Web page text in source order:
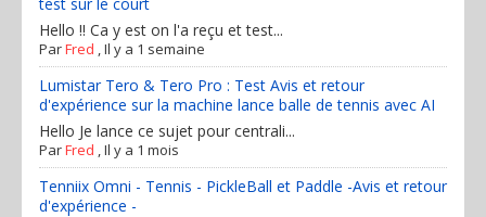
Hello !! Ca y est on l'a reçu et test...
ParFred ,Il y a 1 semaine
Lumistar Tero & Tero Pro : Test Avis et retour
d'expérience sur la machine lance balle de tennis avec AI
Hello Je lance ce sujet pour centrali...
ParFred ,Il y a 1 mois
Tenniix Omni - Tennis - PickleBall et Paddle -Avis et retour
d'expérience -